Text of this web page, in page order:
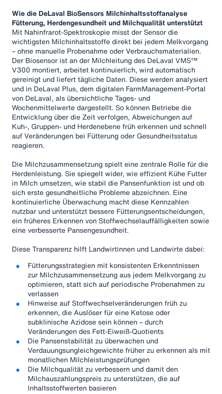
Wie die DeLaval BioSensors Milchinhaltsstoffanalyse
Fütterung, Herdengesundheit und Milchqualität unterstützt
Mit Nahinfrarot-Spektroskopie misst der Sensor die
wichtigsten Milchinhaltsstoffe direkt bei jedem Melkvorgang
– ohne manuelle Probenahme oder Verbrauchsmaterialien.
Der Biosensor ist an der Milchleitung des DeLaval VMS™
V300 montiert, arbeitet kontinuierlich, wird automatisch
gereinigt und liefert tägliche Daten. Diese werden analysiert
und in DeLaval Plus, dem digitalen FarmManagement-Portal
von DeLaval, als übersichtliche Tages- und
Wochenmittelwerte dargestellt. So können Betriebe die
Entwicklung über die Zeit verfolgen, Abweichungen auf
Kuh-, Gruppen- und Herdenebene früh erkennen und schnell
auf Veränderungen bei Fütterung oder Gesundheitsstatus
reagieren.
Die Milchzusammensetzung spielt eine zentrale Rolle für die
Herdenleistung. Sie spiegelt wider, wie effizient Kühe Futter
in Milch umsetzen, wie stabil die Pansenfunktion ist und ob
sich erste gesundheitliche Probleme abzeichnen. Eine
kontinuierliche Überwachung macht diese Kennzahlen
nutzbar und unterstützt bessere Fütterungsentscheidungen,
ein früheres Erkennen von Stoffwechselauffälligkeiten sowie
eine verbesserte Pansengesundheit.
Diese Transparenz hilft Landwirtinnen und Landwirte dabei:
Fütterungsstrategien mit konsistenten Erkenntnissen
zur Milchzusammensetzung aus jedem Melkvorgang zu
optimieren, statt sich auf periodische Probenahmen zu
verlassen
Hinweise auf Stoffwechselveränderungen früh zu
erkennen, die Auslöser für eine Ketose oder
subklinische Azidose sein können – durch
Veränderungen des Fett-Eiweiß-Quotients
Die Pansenstabilität zu überwachen und
Verdauungsungleichgewichte früher zu erkennen als mit
monatlichen Milchleistungsprüfungen
Die Milchqualität zu verbessern und damit den
Milchauszahlungspreis zu unterstützen, die auf
Inhaltsstoffwerten basieren